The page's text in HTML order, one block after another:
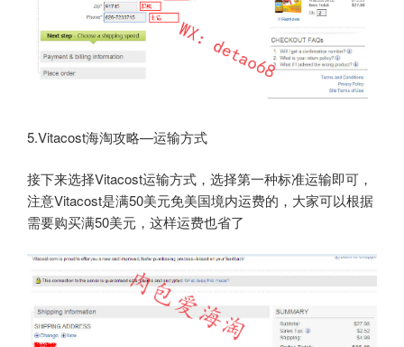
5.Vitacost海淘攻略—运输方式
接下来选择Vitacost运输方式，选择第一种标准运输即可，
注意Vitacost是满50美元免美国境内运费的，大家可以根据
需要购买满50美元，这样运费也省了